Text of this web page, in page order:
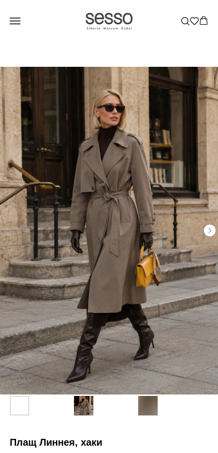
Плащ Линнея, хаки